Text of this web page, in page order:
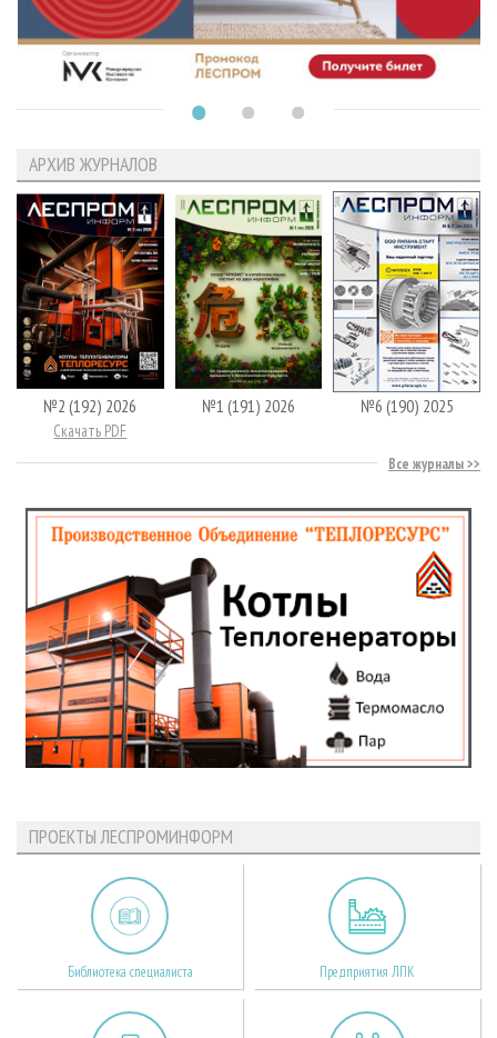
АРХИВ ЖУРНАЛОВ
№2 (192) 2026
Скачать PDF
№1 (191) 2026 №6 (190) 2025
Все журналы
ПРОЕКТЫ ЛЕСПРОМИНФОРМ
Библиотека специалиста Предприятия ЛПК